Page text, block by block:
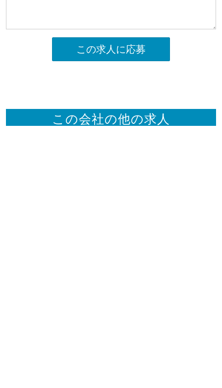
この求人に応募
この会社の他の求人